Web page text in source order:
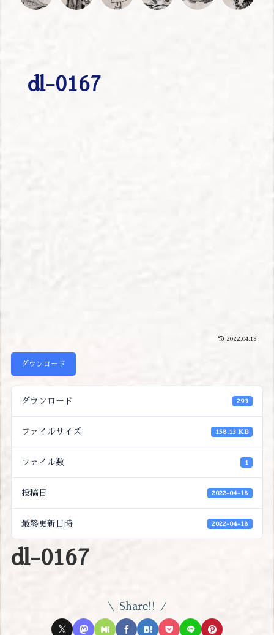
dl-0167
2022.04.18
ダウンロード
ダウンロード 293
ファイルサイズ 158.13 KB
ファイル数 1
投稿日 2022-04-18
最終更新日時 2022-04-18
dl-0167
Share!!